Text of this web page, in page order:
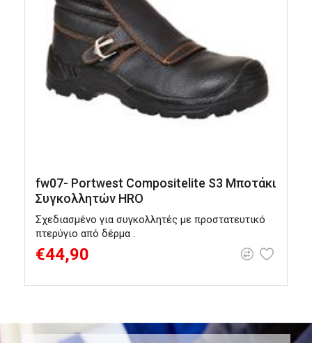
fw07- Portwest Compositelite S3 Mποτάκι
Συγκολλητών HRO
Σχεδιασμένο για συγκολλητές με προστατευτικό
πτερύγιο από δέρμα .
€44,90